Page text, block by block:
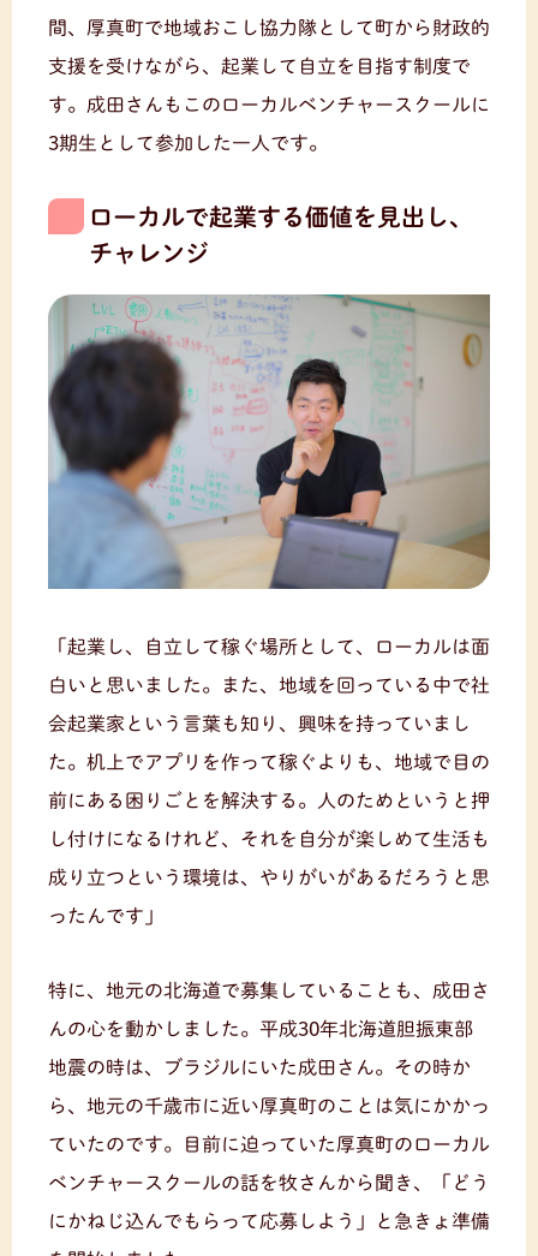
間、厚真町で地域おこし協力隊として町から財政的
支援を受けながら、起業して自立を目指す制度で
す。成田さんもこのローカルベンチャースクールに
3期生として参加した一人です。
ローカルで起業する価値を見出し、
チャレンジ
「起業し、自立して稼ぐ場所として、ローカルは面
白いと思いました。また、地域を回っている中で社
会起業家という言葉も知り、興味を持っていまし
た。机上でアプリを作って稼ぐよりも、地域で目の
前にある困りごとを解決する。人のためというと押
し付けになるけれど、それを自分が楽しめて生活も
成り立つという環境は、やりがいがあるだろうと思
ったんです」
特に、地元の北海道で募集していることも、成田さ
んの心を動かしました。平成30年北海道胆振東部
地震の時は、ブラジルにいた成田さん。その時か
ら、地元の千歳市に近い厚真町のことは気にかかっ
ていたのです。目前に迫っていた厚真町のローカル
ベンチャースクールの話を牧さんから聞き、「どう
にかねじ込んでもらって応募しよう」と急きょ準備